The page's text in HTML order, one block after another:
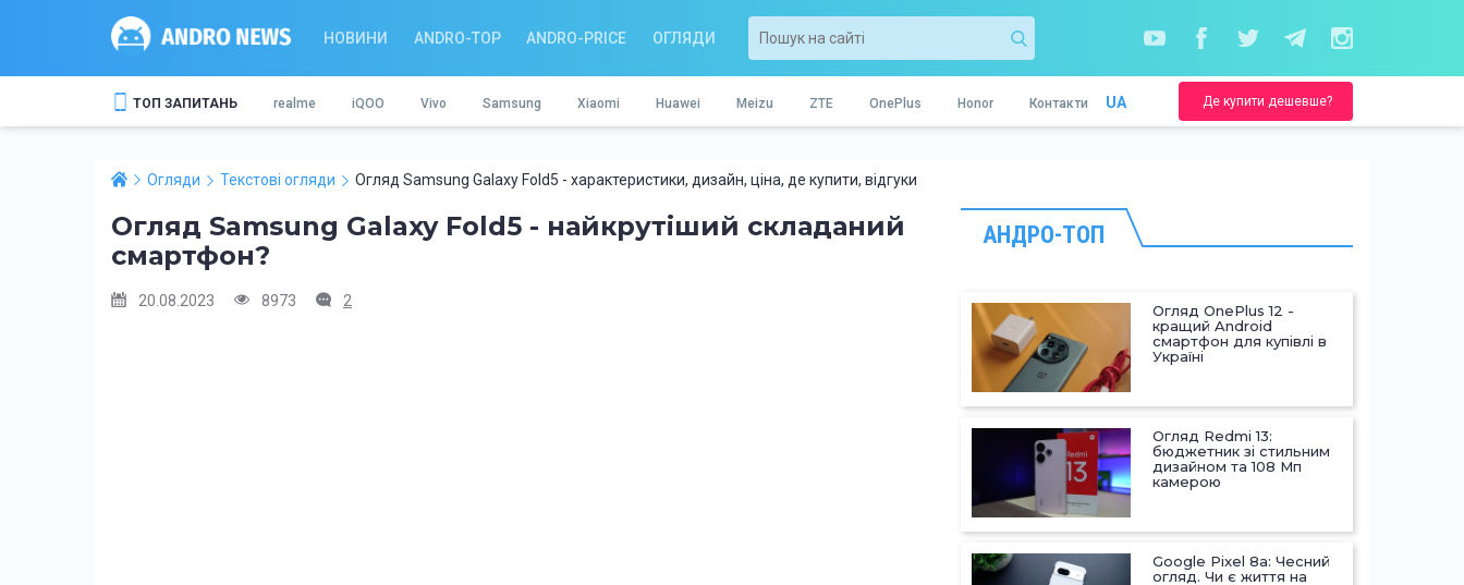
НОВИНИ ANDRO-TOP ANDRO-PRICE ОГЛЯДИ
ТОП ЗАПИТАНЬ realme iQOO Vivo Samsung Xiaomi Huawei Meizu ZTE OnePlus Honor Контакти UA Де купити дешевше?
Огляди Текстові огляди Огляд Samsung Galaxy Fold5 - характеристики, дизайн, ціна, де купити, відгуки
Огляд Samsung Galaxy Fold5 - найкрутіший складаний
смартфон?
20.08.2023 8973 2
АНДРО-ТОП
Огляд OnePlus 12 -
кращий Android
смартфон для купівлі в
Україні
Огляд Redmi 13:
бюджетник зі стильним
дизайном та 108 Мп
камерою
Google Pixel 8a: Чесний
огляд. Чи є життя на